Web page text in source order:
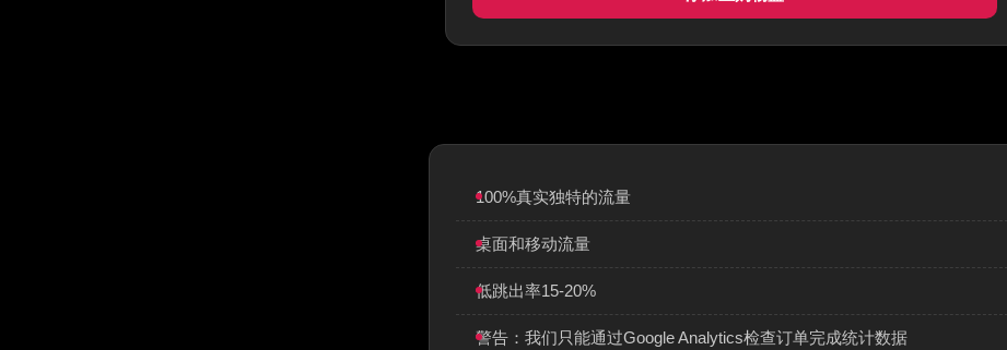
100%真实独特的流量
桌面和移动流量
低跳出率15-20%
警告：我们只能通过Google Analytics检查订单完成统计数据